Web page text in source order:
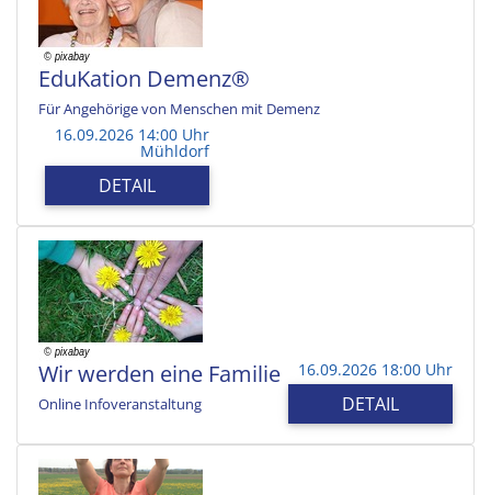
EduKation Demenz®
Für Angehörige von Menschen mit Demenz
16.09.2026 14:00 Uhr
Mühldorf
DETAIL
Wir werden eine Familie
Online Infoveranstaltung
16.09.2026 18:00 Uhr
DETAIL